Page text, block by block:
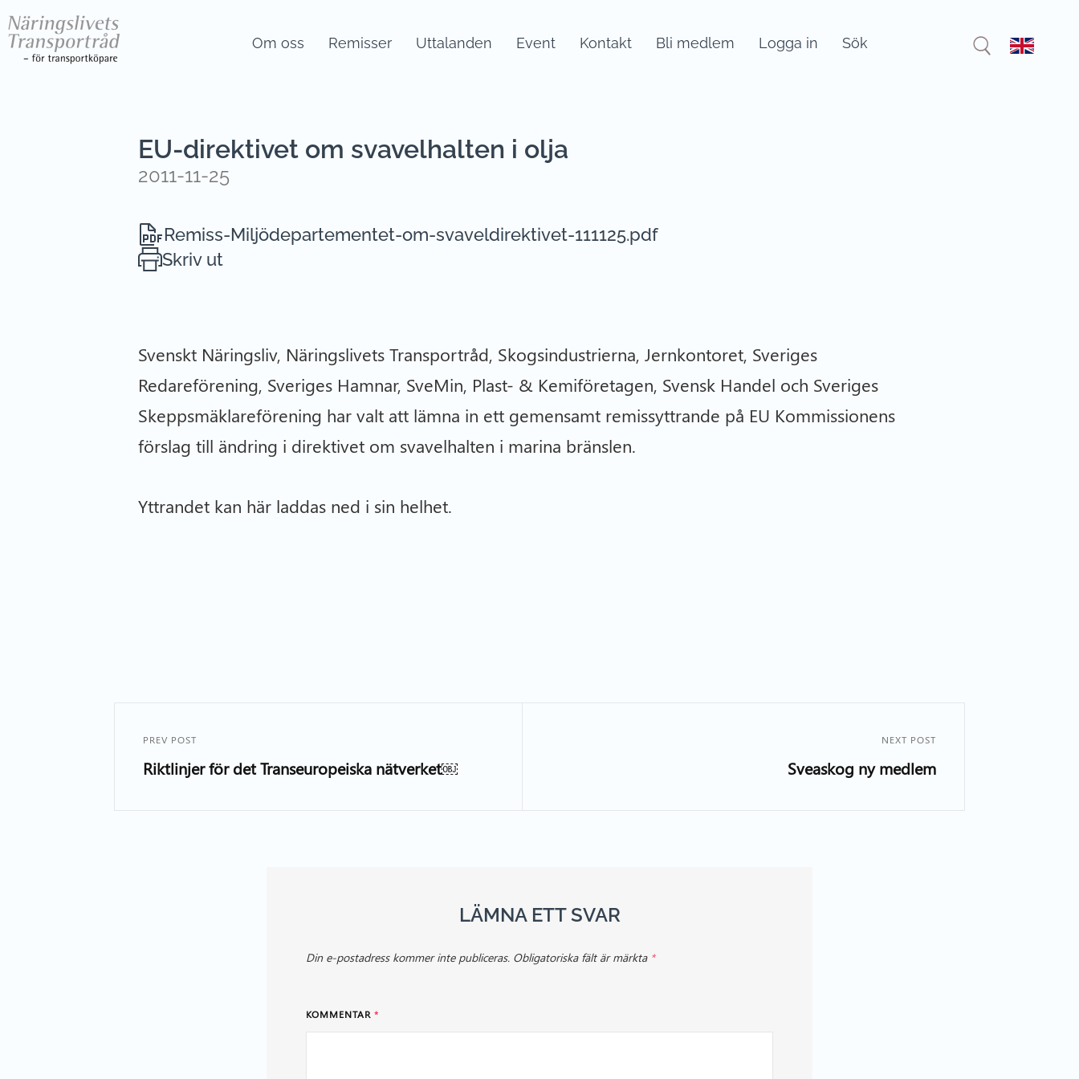
Om oss Remisser Uttalanden Event Kontakt Bli medlem Logga in Sök
EU-direktivet om svavelhalten i olja
2011-11-25
Remiss-Miljödepartementet-om-svaveldirektivet-111125.pdf
Skriv ut
Svenskt Näringsliv, Näringslivets Transportråd, Skogsindustrierna, Jernkontoret, Sveriges
Redareförening, Sveriges Hamnar, SveMin, Plast- & Kemiföretagen, Svensk Handel och Sveriges
Skeppsmäklareförening har valt att lämna in ett gemensamt remissyttrande på EU Kommissionens
förslag till ändring i direktivet om svavelhalten i marina bränslen.
Yttrandet kan här laddas ned i sin helhet.
PREV POST
Riktlinjer för det Transeuropeiska nätverket￼
NEXT POST
Sveaskog ny medlem
LÄMNA ETT SVAR
Din e-postadress kommer inte publiceras. Obligatoriska fält är märkta *
KOMMENTAR *